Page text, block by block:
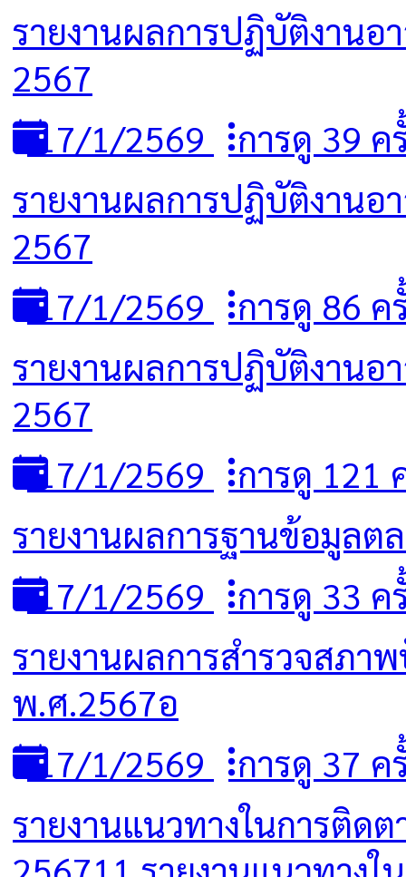
รายงานผลการปฏิบัติงานอ
2567
17/1/2569 การดู 39 ค
รายงานผลการปฏิบัติงานอ
2567
17/1/2569 การดู 86 ค
รายงานผลการปฏิบัติงาน
2567
17/1/2569 การดู 121
รายงานผลการฐานข้อมูล
17/1/2569 การดู 33 ค
รายงานผลการสำรวจสภ
พ.ศ.2567อ
17/1/2569 การดู 37 ค
รายงานแนวทางในการติ